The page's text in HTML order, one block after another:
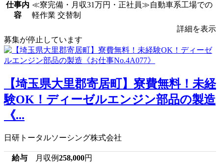
仕事内
容
≪寮完備・月収31万円・正社員≫自動車系工場での
軽作業 交替制
詳細を表示
募集が停止しています
【埼玉県大里郡寄居町】寮費無料！未経
験OK！ディーゼルエンジン部品の製造
《...
日研トータルソーシング株式会社
給与 月収例258,000円